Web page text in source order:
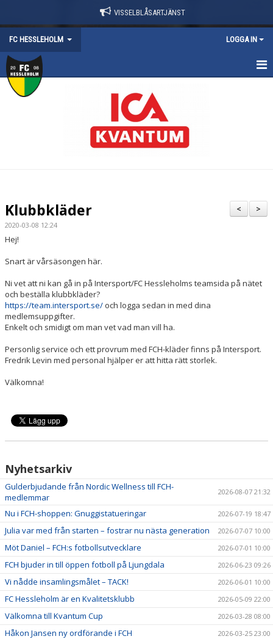
VISSELBLÅSARTJÄNST
FC HESSLEHOLM LOGGA IN
HEM
SWISHNUMMER
>
<
Klubbkläder
2020-03-08 12:24
Hej!
Snart är vårsäsongen här.
Ni vet att ni kan gå in på Intersport/FC Hessleholms teamsida på nätet
och beställa klubbkläder?
https://team.intersport.se/ och logga sedan in med dina
medlemsuppgifter.
Enkelt och smidigt om man vet vad man vill ha.
Personlig service och ett provrum med FCH-kläder finns på Intersport.
Fredrik Levin med personal hjälper er att hitta rätt storlek.
Välkomna!
Nyhetsarkiv
Gulderbjudande från Nordic Wellness till FCH-
medlemmar
2026-08-07 21:32
Nu i FCH-shoppen: Gnuggistatueringar 2026-07-19 18:47
Julia var med från starten – fostrar nu nästa generation 2026-07-07 10:00
Möt Daniel – FCH:s fotbollsutvecklare 2026-07-01 10:00
FCH bjuder in till öppen fotboll på Ljungdala 2026-06-23 09:26
Vi nådde insamlingsmålet – TACK! 2026-06-01 10:00
FC Hessleholm är en Kvalitetsklubb 2026-05-09 22:00
Välkomna till Kvantum Cup 2026-03-28 08:00
Håkon Jansen ny ordförande i FCH 2026-03-25 23:00